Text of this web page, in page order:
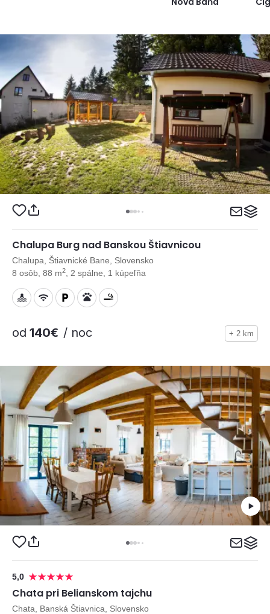
Chalupa Burg nad Banskou Štiavnicou
Chalupa, Štiavnické Bane, Slovensko
8 osôb, 88 m2 , 2 spálne, 1 kúpeľňa
od 140€ / noc + 2 km
5,0
Chata pri Belianskom tajchu
Chata, Banská Štiavnica, Slovensko